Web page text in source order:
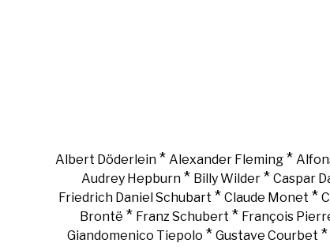
Albert Döderlein* Alexander Fleming*
Audrey Hepburn* Billy Wilder* Caspar
Friedrich Daniel Schubart * Claude Monet *
Brontë * Franz Schubert * François
Giandomenico Tiepolo * Gustave Courbet *